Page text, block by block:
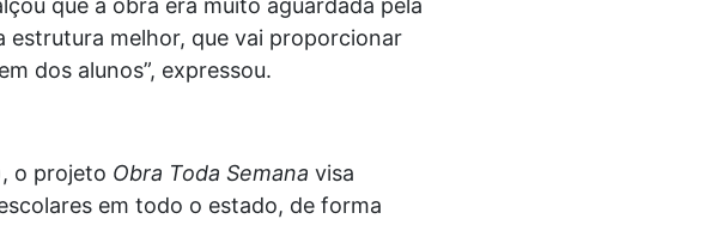
que a obra era muito aguardada pela
estrutura melhor, que vai proporcionar
dos alunos”, expressou.
o projeto Obra Toda Semana visa
em todo o estado, de forma